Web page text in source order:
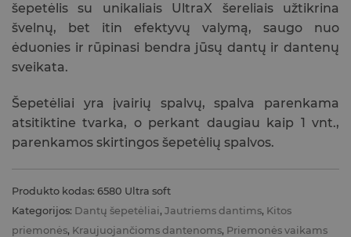
šepetėlis su unikaliais UltraX šereliais užtikrina
švelnų, bet itin efektyvų valymą, saugo nuo
ėduonies ir rūpinasi bendra jūsų dantų ir dantenų
sveikata.
Šepetėliai yra įvairių spalvų, spalva parenkama
atsitiktine tvarka, o perkant daugiau kaip 1 vnt.,
parenkamos skirtingos šepetėlių spalvos.
Produkto kodas: 6580 Ultra soft
Kategorijos: Dantų šepetėliai, Jautriems dantims, Kitos
priemonės, Kraujuojančioms dantenoms, Priemonės vaikams